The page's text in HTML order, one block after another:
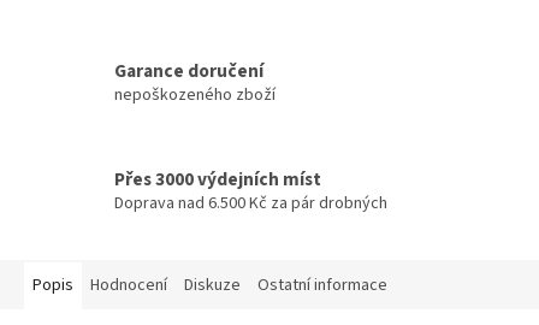
Garance doručení
nepoškozeného zboží
Přes 3000 výdejních míst
Doprava nad 6.500 Kč za pár drobných
Popis Hodnocení Diskuze Ostatní informace